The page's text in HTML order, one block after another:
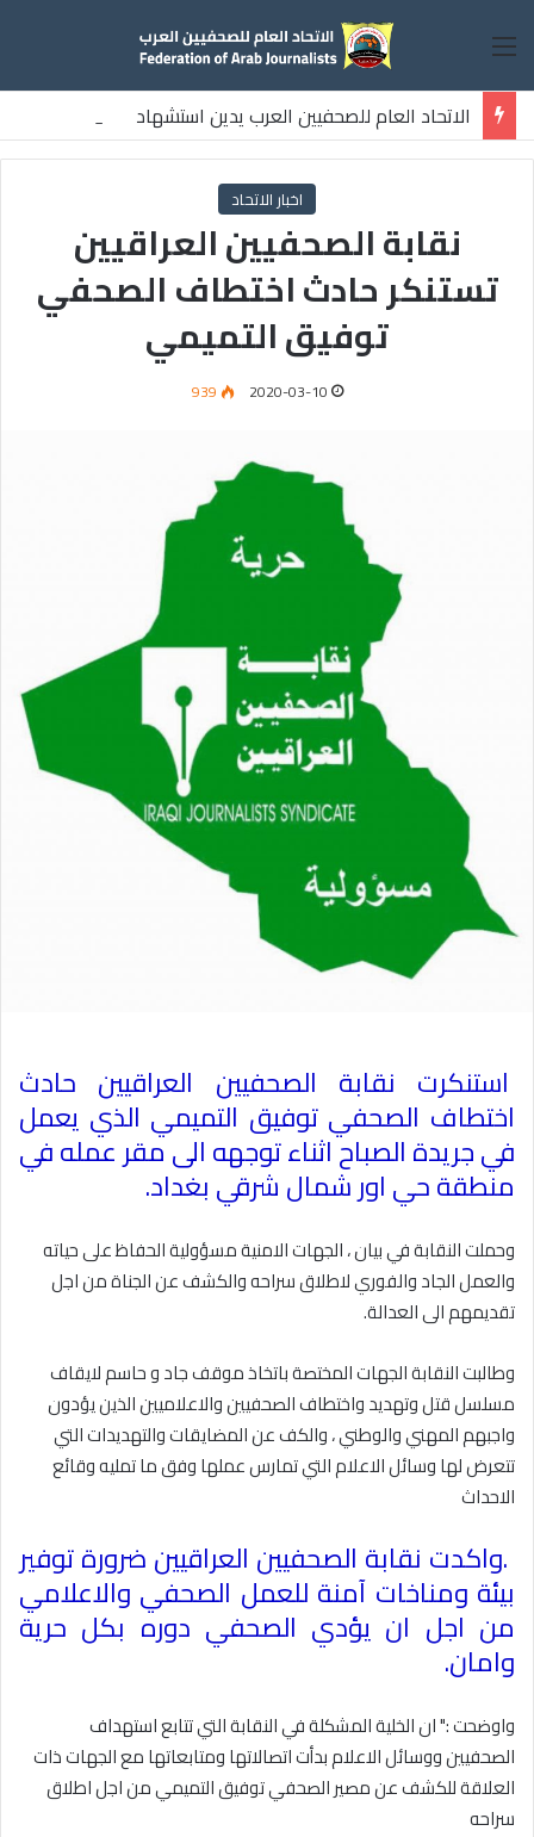
القائمة
الاتحاد العام للصحفيين العرب يدين استشهاد
ثلاثة صحفيين فلسطينيين باستهداف إسرائيلي وسط قطاع غزة
اخبار الاتحاد
نقابة الصحفيين العراقيين
تستنكر حادث اختطاف الصحفي
توفيق التميمي
2020-03-10
939
استنكرت نقابة الصحفيين العراقيين حادث
اختطاف الصحفي توفيق التميمي الذي يعمل
في جريدة الصباح اثناء توجهه الى مقر عمله في
منطقة حي اور شمال شرقي بغداد.
وحملت النقابة في بيان ، الجهات الامنية مسؤولية الحفاظ على حياته
والعمل الجاد والفوري لاطلاق سراحه والكشف عن الجناة من اجل
تقديمهم الى العدالة.
وطالبت النقابة الجهات المختصة باتخاذ موقف جاد و حاسم لايقاف
مسلسل قتل وتهديد واختطاف الصحفيين والاعلاميين الذين يؤدون
واجبهم المهني والوطني ، والكف عن المضايقات والتهديدات التي
تتعرض لها وسائل الاعلام التي تمارس عملها وفق ما تمليه وقائع
الاحداث
.واكدت نقابة الصحفيين العراقيين ضرورة توفير
بيئة ومناخات آمنة للعمل الصحفي والاعلامي
من اجل ان يؤدي الصحفي دوره بكل حرية
وامان.
واوضحت :" ان الخلية المشكلة في النقابة التي تتابع استهداف
الصحفيين ووسائل الاعلام بدأت اتصالاتها ومتابعاتها مع الجهات ذات
العلاقة للكشف عن مصير الصحفي توفيق التميمي من اجل اطلاق
سراحه